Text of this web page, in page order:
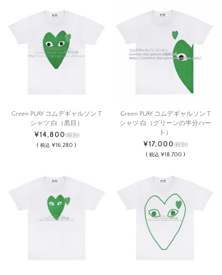
Green PLAY コムデギャルソン T
シャツ 白（黒目）
¥14,800(税別)
(税込 ¥16,280 )
Green PLAY コムデギャルソン T
シャツ 白（グリーンの半分ハー
ト）
¥17,000(税別)
( 税込 ¥18,700 )